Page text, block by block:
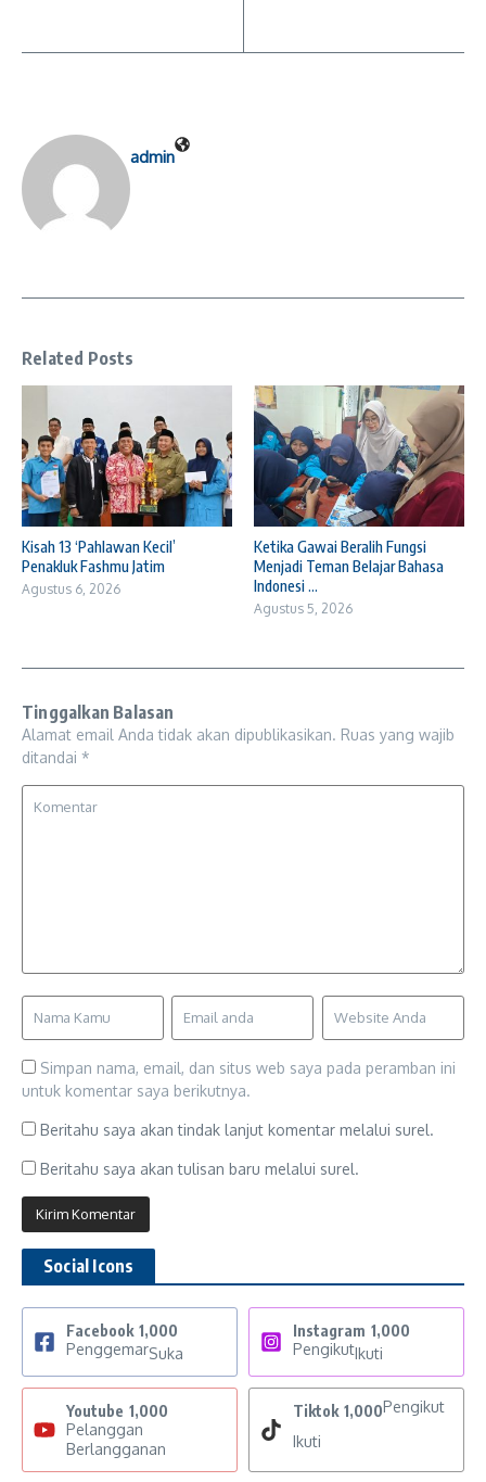
admin
Related Posts
Kisah 13 ‘Pahlawan Kecil’
Penakluk Fashmu Jatim
Agustus 6, 2026
Ketika Gawai Beralih Fungsi
Menjadi Teman Belajar Bahasa
Indonesi ...
Agustus 5, 2026
Tinggalkan Balasan
Alamat email Anda tidak akan dipublikasikan. Ruas yang wajib
ditandai *
Simpan nama, email, dan situs web saya pada peramban ini
untuk komentar saya berikutnya.
Beritahu saya akan tindak lanjut komentar melalui surel.
Beritahu saya akan tulisan baru melalui surel.
Social Icons
Facebook 1,000
PenggemarSuka
Instagram 1,000
PengikutIkuti
Youtube 1,000
Pelanggan
Berlangganan
Tiktok 1,000Pengikut
Ikuti